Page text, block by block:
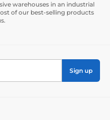
warehouses in an industrial
of our best-selling products
Sign up